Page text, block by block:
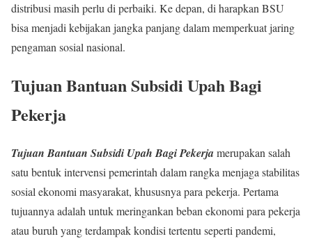
distribusi masih perlu di perbaiki. Ke depan, di harapkan BSU
bisa menjadi kebijakan jangka panjang dalam memperkuat jaring
pengaman sosial nasional.
Tujuan Bantuan Subsidi Upah Bagi
Pekerja
Tujuan Bantuan Subsidi Upah Bagi Pekerjamerupakan salah
satu bentuk intervensi pemerintah dalam rangka menjaga stabilitas
sosial ekonomi masyarakat, khususnya para pekerja. Pertama
tujuannya adalah untuk meringankan beban ekonomi para pekerja
atau buruh yang terdampak kondisi tertentu seperti pandemi,